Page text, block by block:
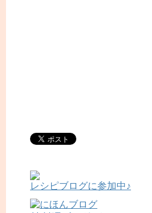
レシピブログに参加中♪